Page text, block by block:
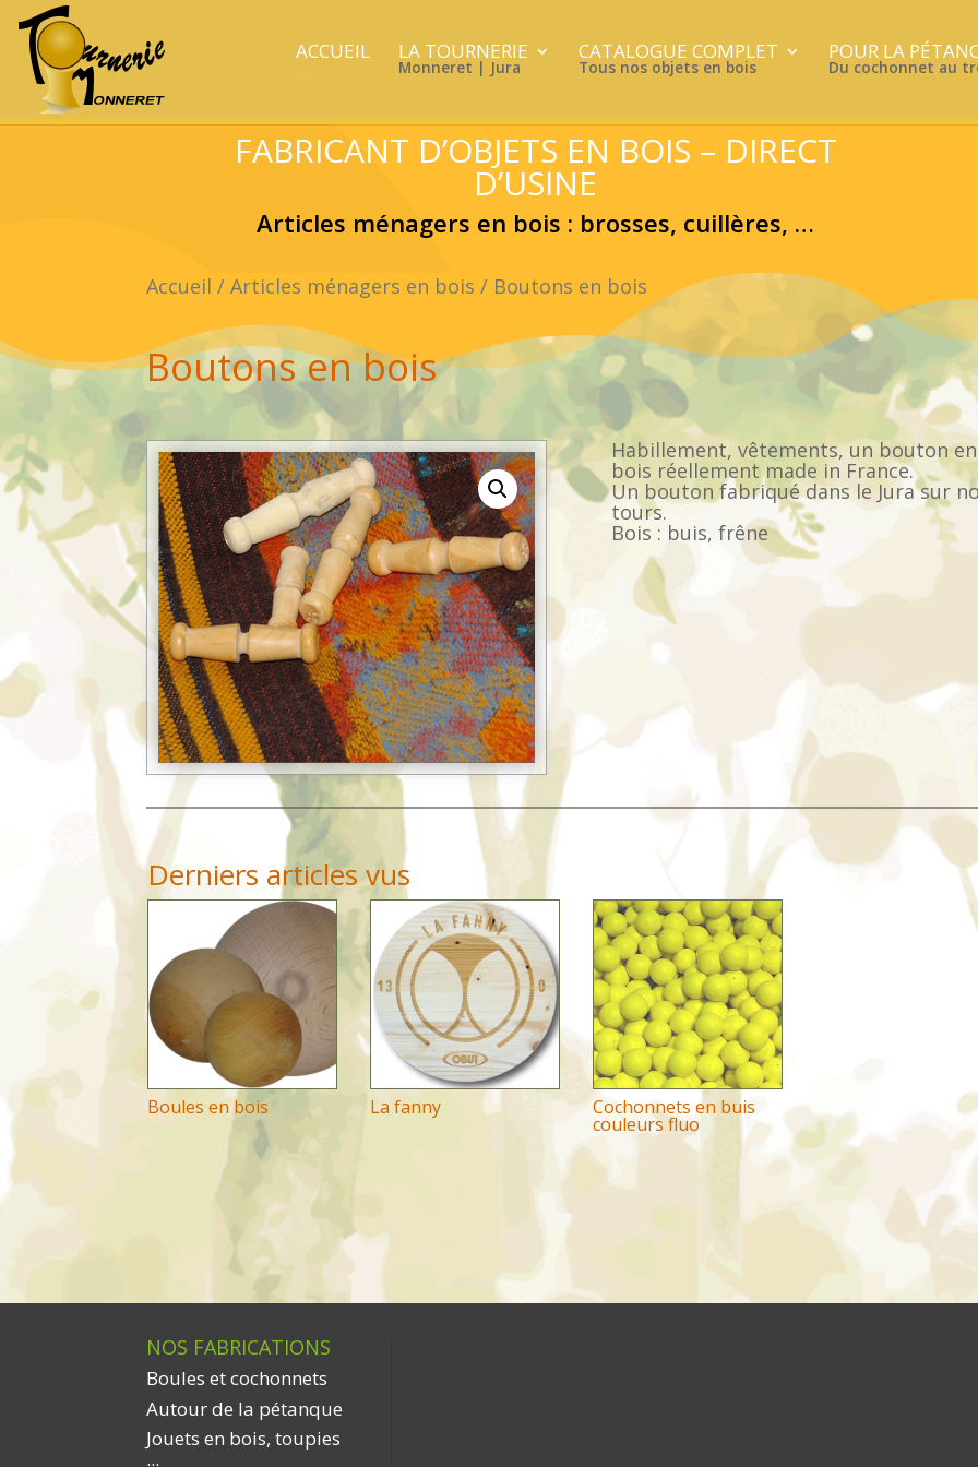
ACCUEIL LA TOURNERIE
Monneret | Jura
CATALOGUE COMPLET
Tous nos objets en bois
POUR LA
Du cochonnet au
FABRICANT D’OBJETS EN BOIS – DIRECT
D’USINE
Articles ménagers en bois : brosses, cuillères, …
Accueil /Articles ménagers en bois / Boutons en bois
Boutons en bois
Habillement, vêtements, un bouton en
bois réellement made in France.
Un bouton fabriqué dans le Jura sur
tours.
Bois : buis, frêne
Derniers articles vus
Boules en bois La fanny Cochonnets en buis
couleurs fluo
NOS FABRICATIONS
Boules et cochonnets
Autour de la pétanque
Jouets en bois, toupies
...